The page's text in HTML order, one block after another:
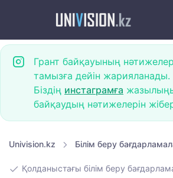
Грант байқауының
тамызға дейін жарияланады.
Біздің инстаграмға
байқаудың нәтижелерін
Univision.kz Білім беру
Қолданыстағы білім беру